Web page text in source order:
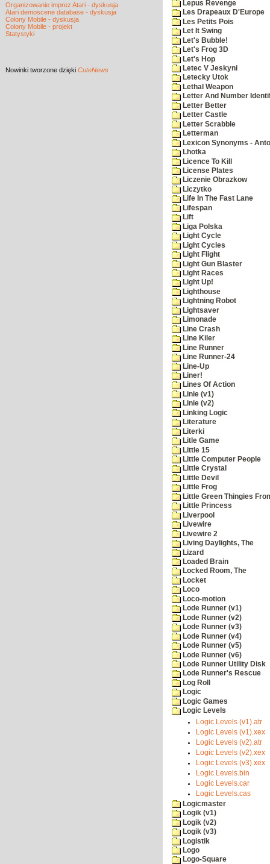
Organizowanie imprez Atari - dyskusja
Atari demoscene database - dyskusja
Colony Mobile - dyskusja
Colony Mobile - projekt
Statystyki
Nowinki tworzone dzięki CuteNews
Lepus Revenge
Les Drapeaux D'Europe
Les Petits Pois
Let It Swing
Let's Bubble!
Let's Frog 3D
Let's Hop
Letec V Jeskyni
Letecky Utok
Lethal Weapon
Letter And Number
Letter Better
Letter Castle
Letter Scrabble
Letterman
Lexicon Synonyms -
Lhotka
Licence To Kill
License Plates
Liczenie Obrazkow
Liczytko
Life In The Fast Lane
Lifespan
Lift
Liga Polska
Light Cycle
Light Cycles
Light Flight
Light Gun Blaster
Light Races
Light Up!
Lighthouse
Lightning Robot
Lightsaver
Limonade
Line Crash
Line Kiler
Line Runner
Line Runner-24
Line-Up
Liner!
Lines Of Action
Linie (v1)
Linie (v2)
Linking Logic
Literature
Literki
Litle Game
Little 15
Little Computer People
Little Crystal
Little Devil
Little Frog
Little Green Thingies
Little Princess
Liverpool
Livewire
Livewire 2
Living Daylights, The
Lizard
Loaded Brain
Locked Room, The
Locket
Loco
Loco-motion
Lode Runner (v1)
Lode Runner (v2)
Lode Runner (v3)
Lode Runner (v4)
Lode Runner (v5)
Lode Runner (v6)
Lode Runner Utility Disk
Lode Runner's Rescue
Log Roll
Logic
Logic Games
Logic Levels
Logic Levels (v1).atr
Logic Levels (v1).xex
Logic Levels (v2).atr
Logic Levels (v2).xex
Logic Levels (v3).xex
Logic Levels.bin
Logic Levels.car
Logic Levels.cas
Logicmaster
Logik (v1)
Logik (v2)
Logik (v3)
Logistik
Logo
Logo-Square